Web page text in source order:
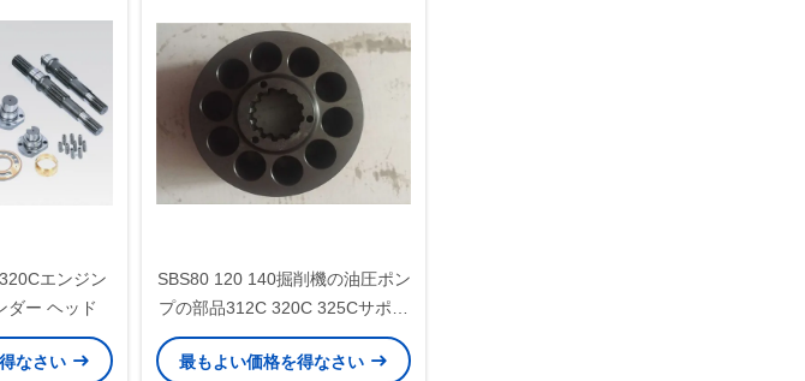
エンジン
ダー ヘッド
なさい
SBS80 120 140掘削機の油圧ポン
プの部品312C 320C 325Cサポー
ト
最もよい価格を得なさい